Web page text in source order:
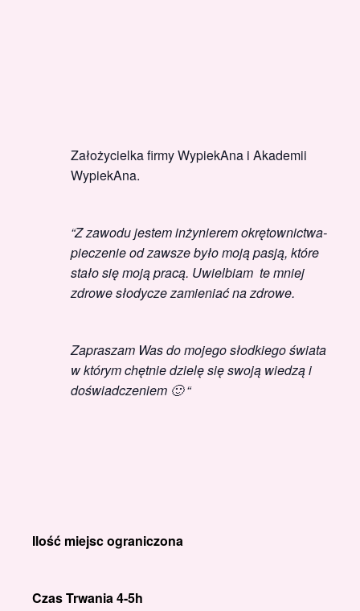
Założycielka firmy WypiekAna i Akademii
WypiekAna.
“Z zawodu jestem inżynierem okrętownictwa-
pieczenie od zawsze było moją pasją, które
stało się moją pracą. Uwielbiam te mniej
zdrowe słodycze zamieniać na zdrowe.
Zapraszam Was do mojego słodkiego świata
w którym chętnie dzielę się swoją wiedzą i
doświadczeniem 🙂 “
Ilość miejsc ograniczona
Czas Trwania 4-5h